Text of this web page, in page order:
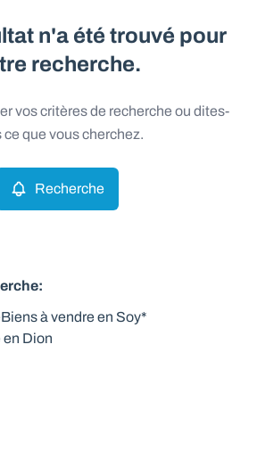
n'a été trouvé pour
recherche.
vos critères de recherche ou dites-
ce que vous cherchez.
Recherche
:
Biens à vendre en Soy*
Dion